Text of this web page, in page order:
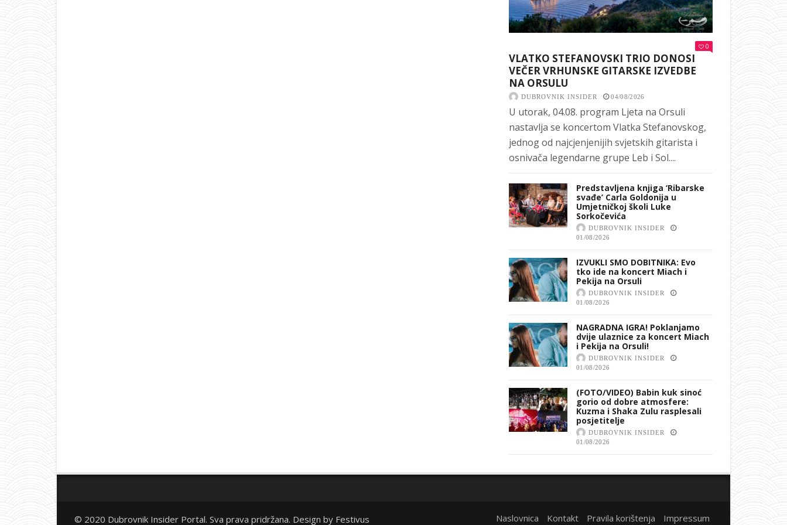
0
VLATKO STEFANOVSKI TRIO DONOSI
VEČER VRHUNSKE GITARSKE IZVEDBE
NA ORSULU
DUBROVNIK INSIDER 04/08/2026
U utorak, 04.08. program Ljeta na Orsuli
nastavlja se koncertom Vlatka Stefanovskog,
jednog od najcjenjenijih svjetskih gitarista i
osnivača legendarne grupe Leb i Sol....
Predstavljena knjiga ‘Ribarske
svađe’ Carla Goldonija u
Umjetničkoj školi Luke
Sorkočevića
DUBROVNIK INSIDER
01/08/2026
IZVUKLI SMO DOBITNIKA: Evo
tko ide na koncert Miach i
Pekija na Orsuli
DUBROVNIK INSIDER
01/08/2026
NAGRADNA IGRA! Poklanjamo
dvije ulaznice za koncert Miach
i Pekija na Orsuli!
DUBROVNIK INSIDER
01/08/2026
(FOTO/VIDEO) Babin kuk sinoć
gorio od dobre atmosfere:
Kuzma i Shaka Zulu rasplesali
posjetitelje
DUBROVNIK INSIDER
01/08/2026
© 2020 Dubrovnik Insider Portal. Sva prava pridržana. Design by Festivus Naslovnica Kontakt Pravila korištenja Impressum